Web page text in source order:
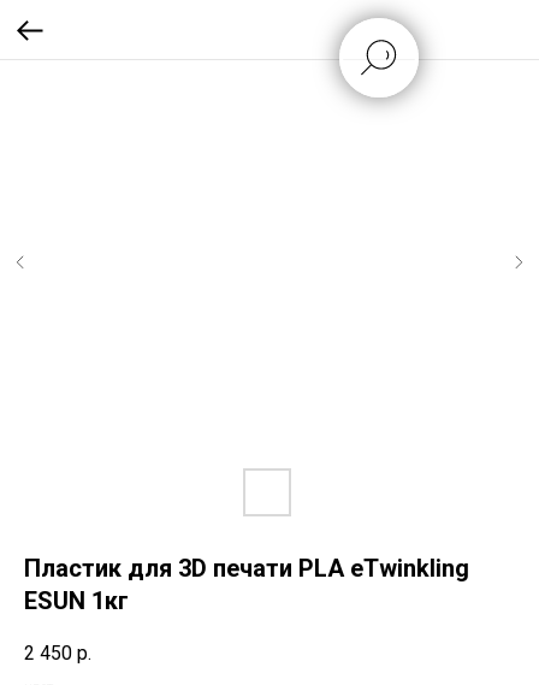
Пластик для 3D печати PLA eTwinkling
ESUN 1кг
2 450 р.